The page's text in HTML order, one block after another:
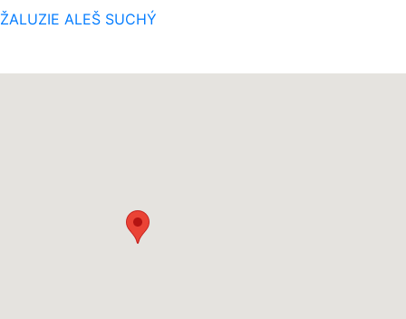
ŽALUZIE ALEŠ SUCHÝ